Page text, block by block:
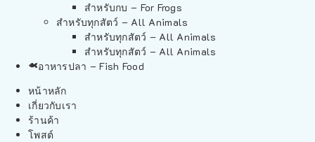
สำหรับกบ – For Frogs
สำหรับทุกสัตว์ – All Animals
สำหรับทุกสัตว์ – All Animals
สำหรับทุกสัตว์ – All Animals
อาหารปลา – Fish Food
หน้าหลัก
เกี่ยวกับเรา
ร้านค้า
โพสต์